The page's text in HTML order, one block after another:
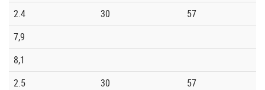
2.4
30
57
7,9
8,1
2.5
30
57